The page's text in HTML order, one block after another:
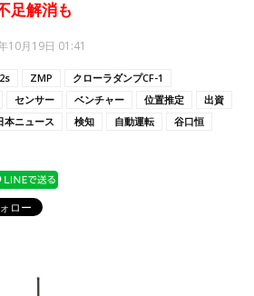
足解消も
10月19日 01:41
ZMP
クローラダンプCF-1
センサー ベンチャー 位置推定
出資
本ニュース 検知 自動運転
谷口恒